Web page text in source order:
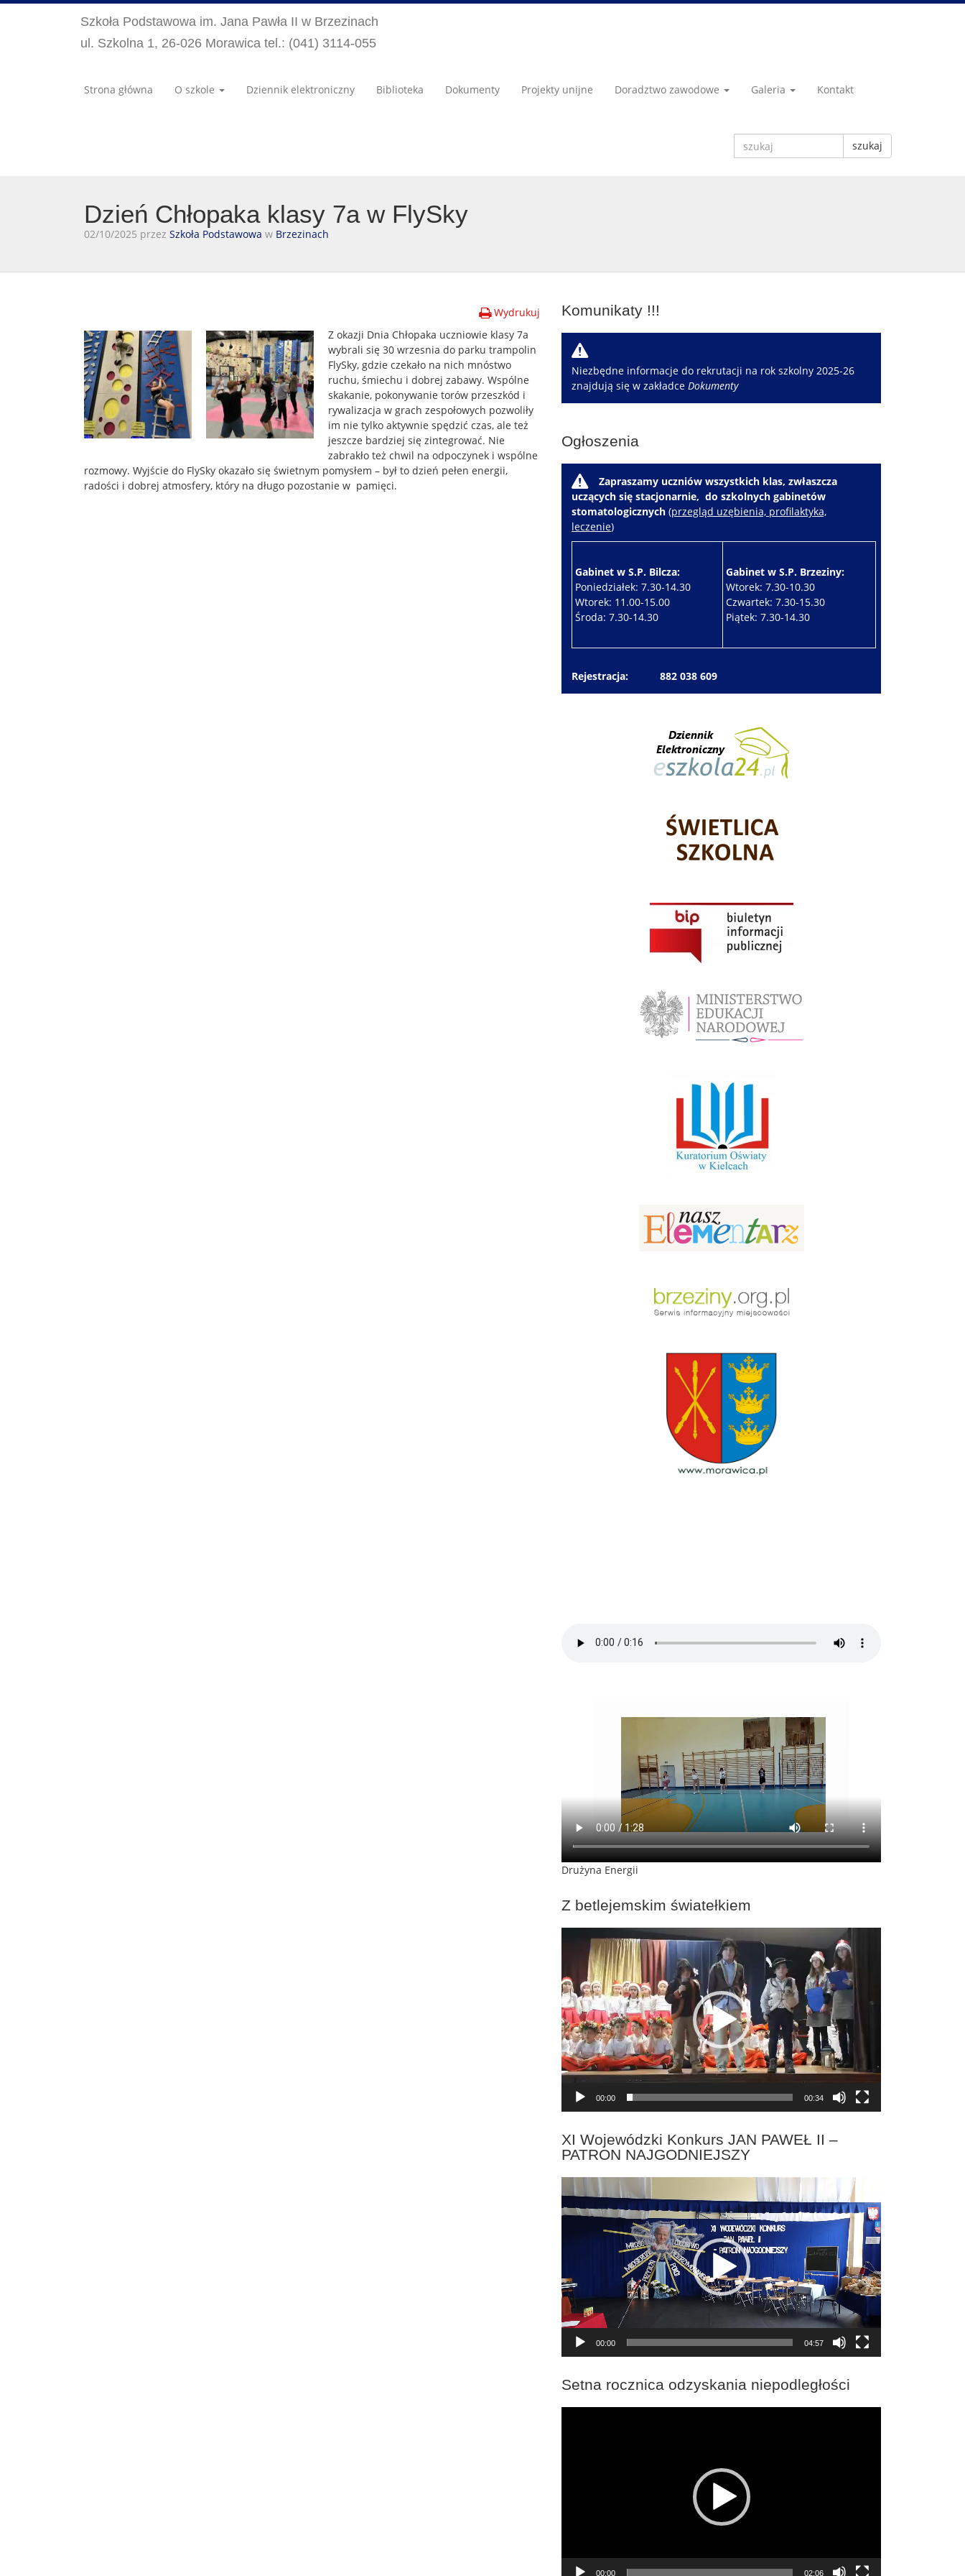
Szkoła Podstawowa im. Jana Pawła II w Brzezinach
ul. Szkolna 1, 26-026 Morawica tel.: (041) 3114-055
Strona główna O szkole Dziennik elektroniczny Biblioteka Dokumenty Projekty unijne Doradztwo zawodowe Galeria Kontakt
szukaj
Dzień Chłopaka klasy 7a w FlySky
02/10/2025 przez Szkoła Podstawowa w Brzezinach
Wydrukuj
Z okazji Dnia Chłopaka uczniowie klasy 7a
wybrali się 30 wrzesnia do parku trampolin
FlySky, gdzie czekało na nich mnóstwo
ruchu, śmiechu i dobrej zabawy. Wspólne
skakanie, pokonywanie torów przeszkód i
rywalizacja w grach zespołowych pozwoliły
im nie tylko aktywnie spędzić czas, ale też
jeszcze bardziej się zintegrować. Nie
zabrakło też chwil na odpoczynek i wspólne
rozmowy. Wyjście do FlySky okazało się świetnym pomysłem – był to dzień pełen energii,
radości i dobrej atmosfery, który na długo pozostanie w pamięci.
Komunikaty !!!
W
Niezbędne informacje do rekrutacji na rok szkolny 2025-26
znajdują się w zakładce Dokumenty
Ogłoszenia
W
Zapraszamy uczniów wszystkich klas, zwłaszcza
uczących się stacjonarnie, do szkolnych gabinetów
stomatologicznych (przegląd uzębienia, profilaktyka,
leczenie)
Gabinet w S.P. Bilcza:
Poniedziałek: 7.30-14.30
Wtorek: 11.00-15.00
Środa: 7.30-14.30
Gabinet w S.P. Brzeziny:
Wtorek: 7.30-10.30
Czwartek: 7.30-15.30
Piątek: 7.30-14.30
Rejestracja: 882 038 609
Drużyna Energii
Z betlejemskim światełkiem
Odtwarzacz
00:00 00:34
XI Wojewódzki Konkurs JAN PAWEŁ II –
PATRON NAJGODNIEJSZY
Odtwarzacz
video
00:00 04:57
Setna rocznica odzyskania niepodległości
00:00 02:06